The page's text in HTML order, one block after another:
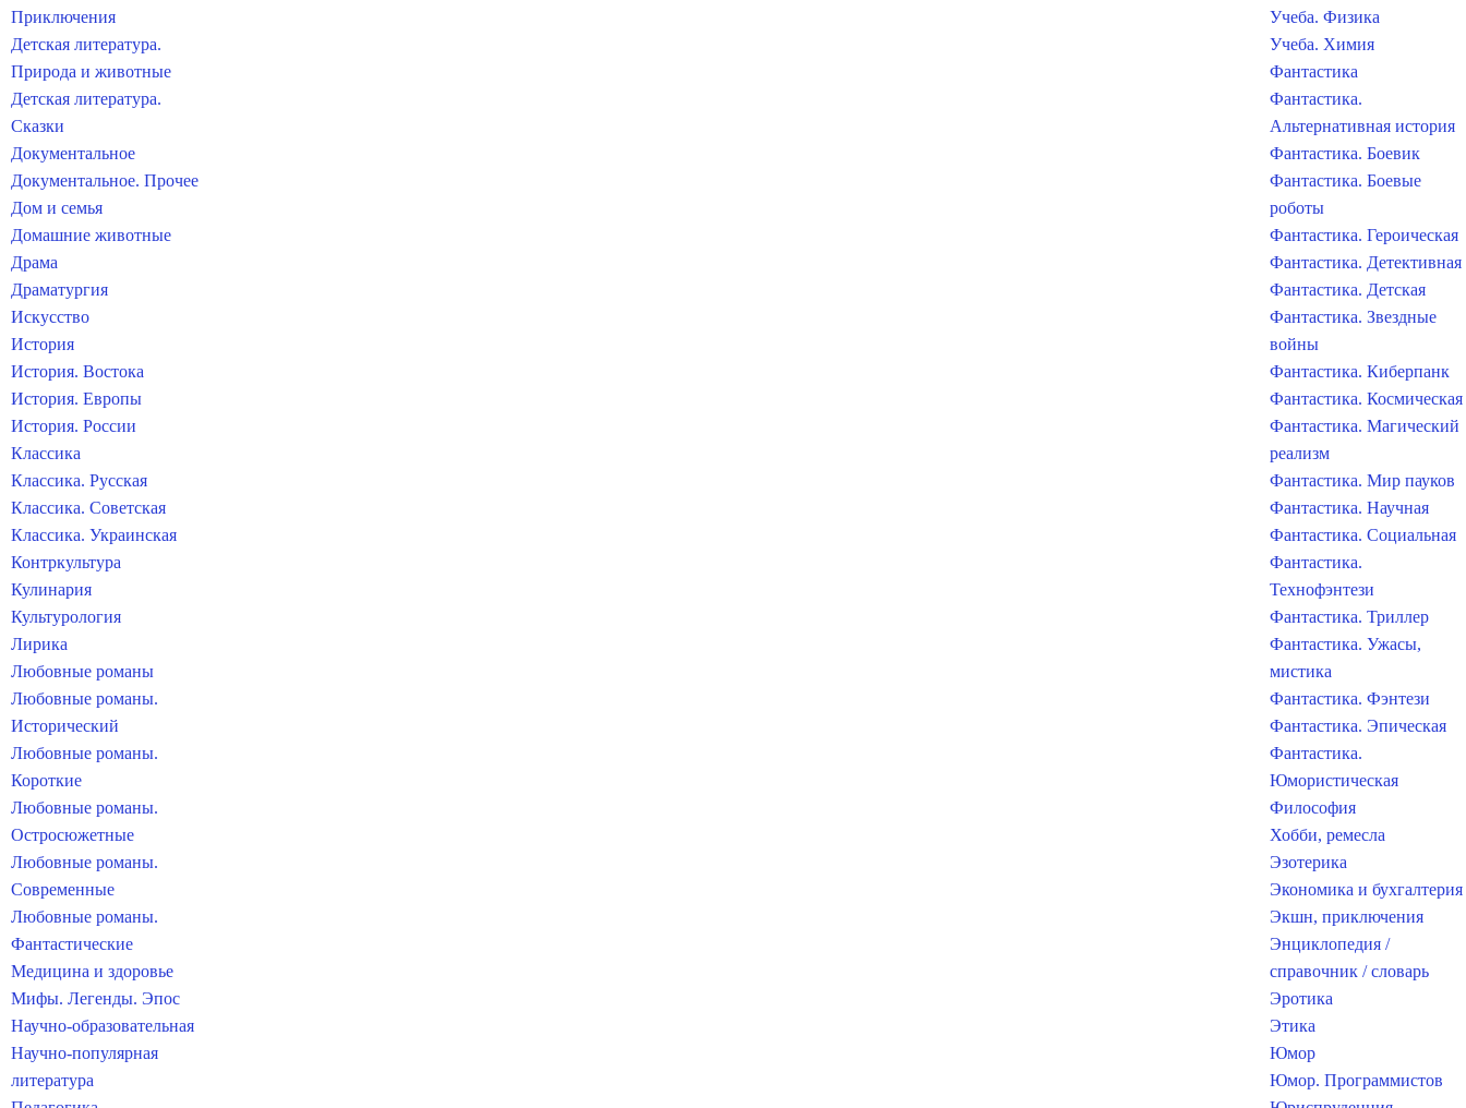
Приключения
Детская литература.
Природа и животные
Детская литература.
Сказки
Документальное
Документальное. Прочее
Дом и семья
Домашние животные
Драма
Драматургия
Искусство
История
История. Востока
История. Европы
История. России
Классика
Классика. Русская
Классика. Советская
Классика. Украинская
Контркультура
Кулинария
Культурология
Лирика
Любовные романы
Любовные романы.
Исторический
Любовные романы.
Короткие
Любовные романы.
Остросюжетные
Любовные романы.
Современные
Любовные романы.
Фантастические
Медицина и здоровье
Мифы. Легенды. Эпос
Научно-образовательная
Научно-популярная
литература
Учеба. Физика
Учеба. Химия
Фантастика
Фантастика.
Альтернативная история
Фантастика. Боевик
Фантастика. Боевые
роботы
Фантастика. Героическая
Фантастика. Детективная
Фантастика. Детская
Фантастика. Звездные
войны
Фантастика. Киберпанк
Фантастика. Космическая
Фантастика. Магический
реализм
Фантастика. Мир пауков
Фантастика. Научная
Фантастика. Социальная
Фантастика.
Технофэнтези
Фантастика. Триллер
Фантастика. Ужасы,
мистика
Фантастика. Фэнтези
Фантастика. Эпическая
Фантастика.
Юмористическая
Философия
Хобби, ремесла
Эзотерика
Экономика и бухгалтерия
Экшн, приключения
Энциклопедия /
справочник / словарь
Эротика
Этика
Юмор
Юмор. Программистов